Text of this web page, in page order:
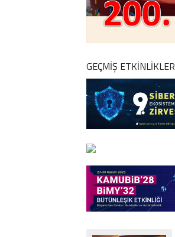
GEÇMİŞ ETKİNLİKLER